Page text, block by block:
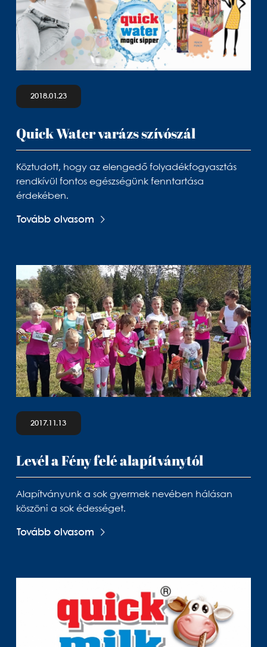
2018.01.23
Quick Water varázs szívószál
Köztudott, hogy az elengedő folyadékfogyasztás
rendkívül fontos egészségünk fenntartása
érdekében.
Tovább olvasom
2017.11.13
Levél a Fény felé alapítványtól
Alapítványunk a sok gyermek nevében hálásan
köszöni a sok édességet.
Tovább olvasom